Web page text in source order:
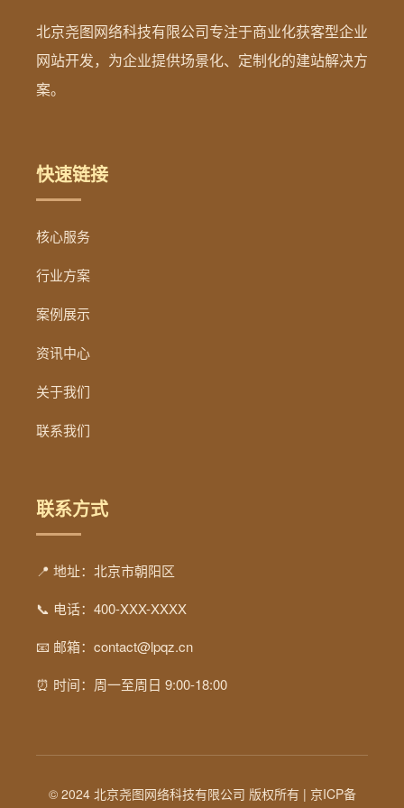
北京尧图网络科技有限公司专注于商业化获客型企业
网站开发，为企业提供场景化、定制化的建站解决方
案。
快速链接
核心服务
行业方案
案例展示
资讯中心
关于我们
联系我们
联系方式
📍 地址：北京市朝阳区
📞 电话：400-XXX-XXXX
📧 邮箱：contact@lpqz.cn
⏰ 时间：周一至周日 9:00-18:00
© 2024 北京尧图网络科技有限公司 版权所有 | 京ICP备